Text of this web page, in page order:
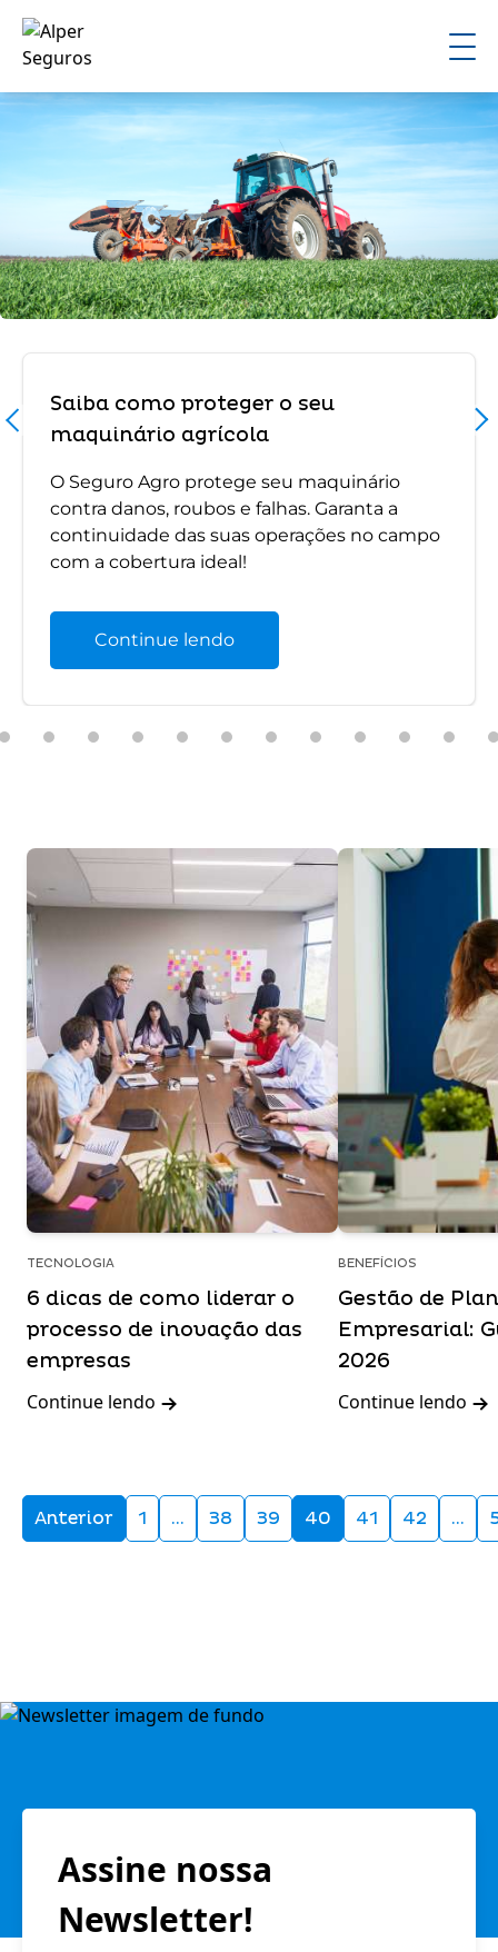
Saiba como proteger o seu
maquinário agrícola
O Seguro Agro protege seu maquinário
contra danos, roubos e falhas. Garanta a
continuidade das suas operações no campo
com a cobertura ideal!
Continue lendo
TECNOLOGIA
6 dicas de como liderar o
processo de inovação das
empresas
Continue lendo
BENEFÍCIOS
Gestão de
Empresarial:
2026
Continue lendo
Anterior 1 … 38 39 40 41 42 …
Assine nossa
Newsletter!